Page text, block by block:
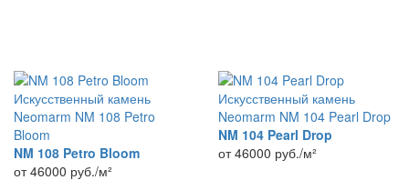
Искусственный камень
Neomarm NM 108 Petro
Bloom
NM 108 Petro Bloom
от 46000 руб./м²
Искусственный камень
Neomarm NM 104 Pearl Drop
NM 104 Pearl Drop
от 46000 руб./м²